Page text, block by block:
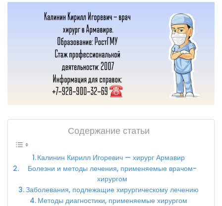
Содержание статьи
Калинин Кирилл Игоревич — хирург Армавир
Болезни и методы лечения, применяемые врачом-
хирургом
Заболевания, подлежащие хирургическому лечению
Методы диагностики, применяемые хирургом